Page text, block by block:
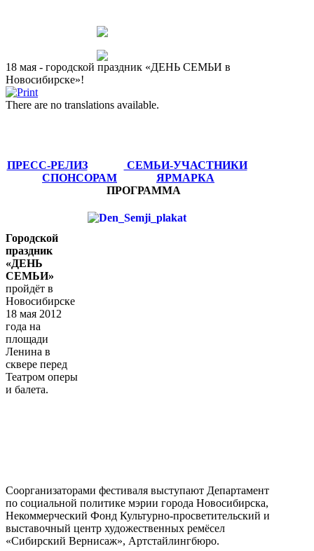
18 мая - городской праздник «ДЕНЬ СЕМЬИ в
Новосибирске»!
There are no translations available.
ПРЕСС-РЕЛИЗ
СЕМЬИ-УЧАСТНИКИ
СПОНСОРАМ
ЯРМАРКА
ПРОГРАММА
Городской
праздник
«ДЕНЬ
СЕМЬИ»
пройдёт в
Новосибирске
18 мая 2012
года на
площади
Ленина в
сквере перед
Театром оперы
и балета.
Соорганизаторами фестиваля выступают Департамент
по социальной политике мэрии города Новосибирска,
Некоммерческий Фонд Культурно-просветительский и
выставочный центр художественных ремёсел
«Сибирский Вернисаж», Артстайлингбюро.